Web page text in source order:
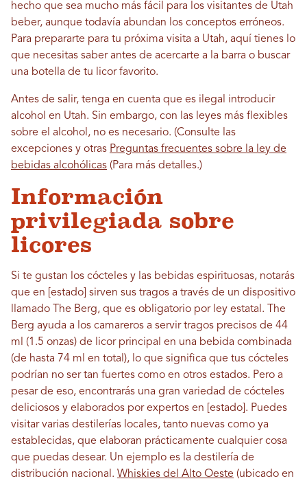
hecho que sea mucho más fácil para los visitantes de Utah
beber, aunque todavía abundan los conceptos erróneos.
Para prepararte para tu próxima visita a Utah, aquí tienes lo
que necesitas saber antes de acercarte a la barra o buscar
una botella de tu licor favorito.
Antes de salir, tenga en cuenta que es ilegal introducir
alcohol en Utah. Sin embargo, con las leyes más flexibles
sobre el alcohol, no es necesario. (Consulte las
excepciones y otras Preguntas frecuentes sobre la ley de
bebidas alcohólicas (Para más detalles.)
Información
privilegiada sobre
licores
Si te gustan los cócteles y las bebidas espirituosas, notarás
que en [estado] sirven sus tragos a través de un dispositivo
llamado The Berg, que es obligatorio por ley estatal. The
Berg ayuda a los camareros a servir tragos precisos de 44
ml (1.5 onzas) de licor principal en una bebida combinada
(de hasta 74 ml en total), lo que significa que tus cócteles
podrían no ser tan fuertes como en otros estados. Pero a
pesar de eso, encontrarás una gran variedad de cócteles
deliciosos y elaborados por expertos en [estado]. Puedes
visitar varias destilerías locales, tanto nuevas como ya
establecidas, que elaboran prácticamente cualquier cosa
que puedas desear. Un ejemplo es la destilería de
distribución nacional. Whiskies del Alto Oeste (ubicado en